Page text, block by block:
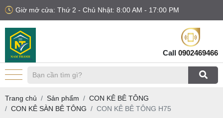
Giờ mở cửa: Thứ 2 - Chủ Nhật: 8:00 AM - 17:00 PM
Call 0902469466
Trang chủ Sản phẩm
CON KÊ BÊ TÔNG
CON KÊ SÀN BÊ TÔNG
CON KÊ BÊ TÔNG H75